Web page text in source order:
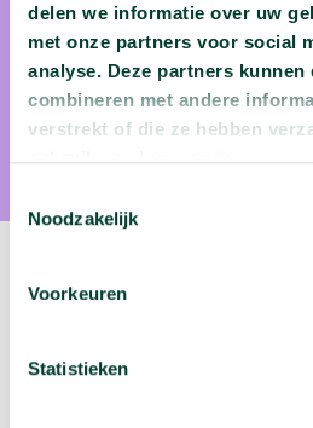
delen we informatie over uw
met onze partners voor social
analyse. Deze partners kunnen
combineren met andere
verstrekt of die ze hebben
Noodzakelijk
Voorkeuren
Statistieken
prof. dr. Nick
Nick Van Remortel is professor
Antwerpen en is een van de
Volgende podcast: